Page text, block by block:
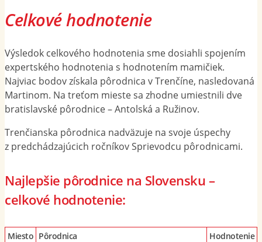
Celkové hodnotenie
Výsledok celkového hodnotenia sme dosiahli spojením
expertského hodnotenia s hodnotením mamičiek.
Najviac bodov získala pôrodnica v Trenčíne, nasledovaná
Martinom. Na treťom mieste sa zhodne umiestnili dve
bratislavské pôrodnice – Antolská a Ružinov.
Trenčianska pôrodnica nadväzuje na svoje úspechy
z predchádzajúcich ročníkov Sprievodcu pôrodnicami.
Najlepšie pôrodnice na Slovensku –
celkové hodnotenie:
Miesto Pôrodnica
Hodnotenie